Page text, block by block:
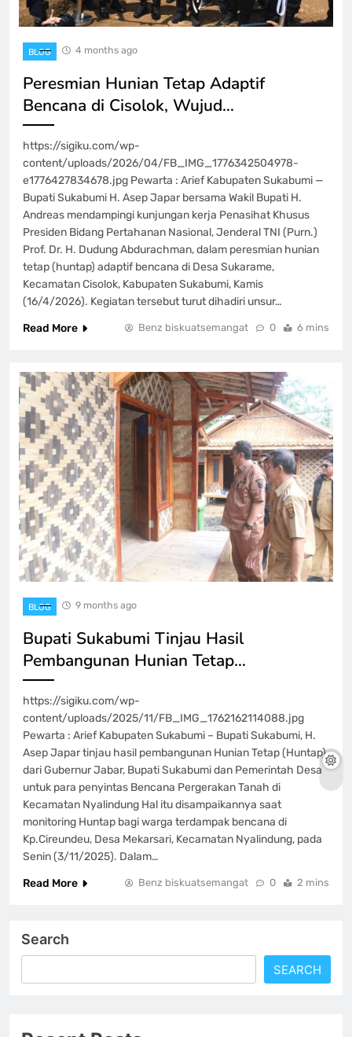
BLOG 4 months ago
Peresmian Hunian Tetap Adaptif
Bencana di Cisolok, Wujud…
https://sigiku.com/wp-
content/uploads/2026/04/FB_IMG_1776342504978-
e1776427834678.jpg Pewarta : Arief Kabupaten Sukabumi —
Bupati Sukabumi H. Asep Japar bersama Wakil Bupati H.
Andreas mendampingi kunjungan kerja Penasihat Khusus
Presiden Bidang Pertahanan Nasional, Jenderal TNI (Purn.)
Prof. Dr. H. Dudung Abdurachman, dalam peresmian hunian
tetap (huntap) adaptif bencana di Desa Sukarame,
Kecamatan Cisolok, Kabupaten Sukabumi, Kamis
(16/4/2026). Kegiatan tersebut turut dihadiri unsur…
Read More
Benz biskuatsemangat 0 6 mins
BLOG 9 months ago
Bupati Sukabumi Tinjau Hasil
Pembangunan Hunian Tetap…
https://sigiku.com/wp-
content/uploads/2025/11/FB_IMG_1762162114088.jpg
Pewarta : Arief Kabupaten Sukabumi – Bupati Sukabumi, H.
Asep Japar tinjau hasil pembangunan Hunian Tetap (Huntap)
dari Gubernur Jabar, Bupati Sukabumi dan Pemerintah Desa
untuk para penyintas Bencana Pergerakan Tanah di
Kecamatan Nyalindung Hal itu disampaikannya saat
monitoring Huntap bagi warga terdampak bencana di
Kp.Cireundeu, Desa Mekarsari, Kecamatan Nyalindung, pada
Senin (3/11/2025). Dalam…
Read More
Benz biskuatsemangat 0 2 mins
Search
SEARCH